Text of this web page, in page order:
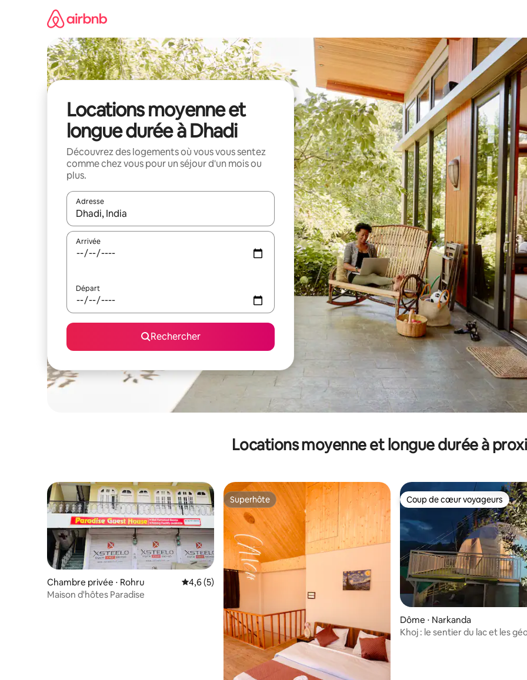
Locations moyenne et
longue durée à Dhadi
Découvrez des logements où vous vous sentez
comme chez vous pour un séjour d'un mois ou
plus.
Adresse
Lorsque les résultats s'affichent, utilisez les flèches vers le haut et vers le bas pour les parcourir ou en appuyant et en
Arrivée
Départ
Rechercher
Locations moyenne et longue durée à
Chambre privée ⋅ Rohru Évaluation moyenne sur la base de 5 commentaires : 4,6 sur 5
4,6 (5)
Maison d'hôtes Paradise
Superhôte
Superhôte Coup de cœur voyageurs
Coup de cœur voyageurs
Dôme ⋅ Narkanda
Khoj : le sentier du lac et les